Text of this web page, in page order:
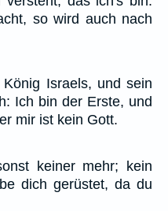
so wird auch nach
Israels, und sein
Ich bin der Erste, und
mir ist kein Gott.
keiner mehr; kein
dich gerüstet, da du